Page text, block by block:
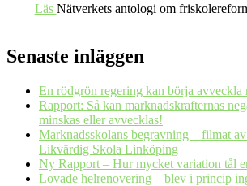
Läs Nätverkets antologi om
Senaste inläggen
En rödgrön regering kan börja avveckla
Rapport: Så kan marknadskrafternas
minskas eller avvecklas!
Marknadsskolans begravning – filmat
Likvärdig Skola Linköping
Ny Rapport – Hur mycket variation tål
Lovade helrenovering – blev i princip